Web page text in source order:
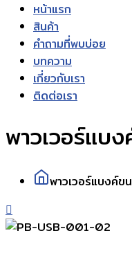
หน้าแรก
สินค้า
คำถามที่พบบ่อย
บทความ
เกี่ยวกับเรา
ติดต่อเรา
พาวเวอร์แบ
พาวเวอร์แบงค์ข